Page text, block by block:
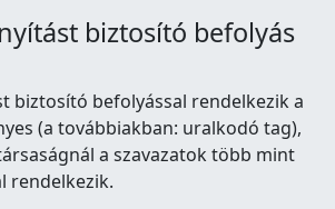
biztosító befolyás
biztosító befolyással rendelkezik a
(a továbbiakban: uralkodó tag),
a szavazatok több mint
rendelkezik.